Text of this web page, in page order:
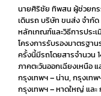
นายศิริชัย ทิพสน ผู้ช่วยก
เดินรถ บริษัท ขนส่ง จำกั
หลักเกณฑ์และวิธีการประเ
โครงการรับรองมาตรฐา
ครั้งนี้มีรถโดยสารจำนวน
ภาคตะวันออกเฉียงเหนือ
กรุงเทพฯ – น่าน, กรุงเท
กรุงเทพฯ – หาดใหญ่ และ